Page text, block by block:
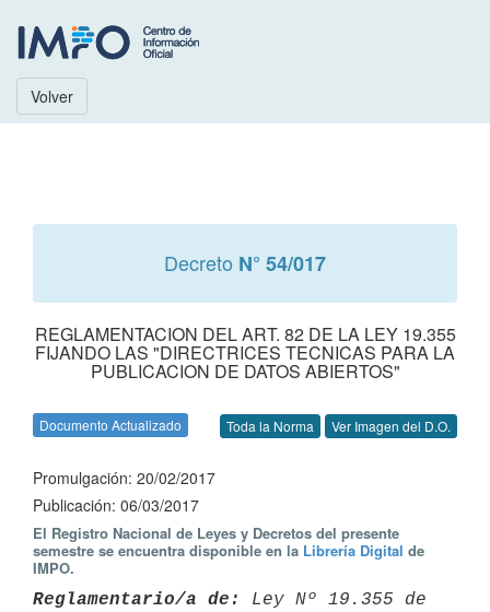
Volver
Decreto N° 54/017
REGLAMENTACION DEL ART. 82 DE LA LEY 19.355
FIJANDO LAS "DIRECTRICES TECNICAS PARA LA
PUBLICACION DE DATOS ABIERTOS"
Documento Actualizado Toda la Norma Ver Imagen del D.O.
Promulgación: 20/02/2017
Publicación: 06/03/2017
El Registro Nacional de Leyes y Decretos del presente
semestre se encuentra disponible en la Librería Digital de
IMPO.
Reglamentario/a de:
Ley Nº 19.355 de